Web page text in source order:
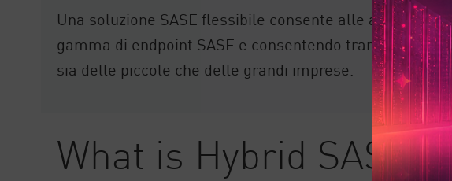
Una soluzione SASE flessibile consente alle aziende di
gamma di endpoint SASE e consentendo transizioni
sia delle piccole che delle grandi imprese.
What is Hybrid SASE?